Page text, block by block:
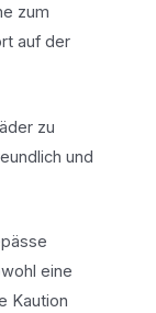
zum
auf der
zu
und
eine
Kaution